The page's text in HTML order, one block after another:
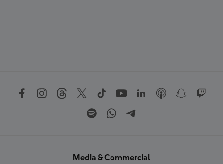
Media & Commercial